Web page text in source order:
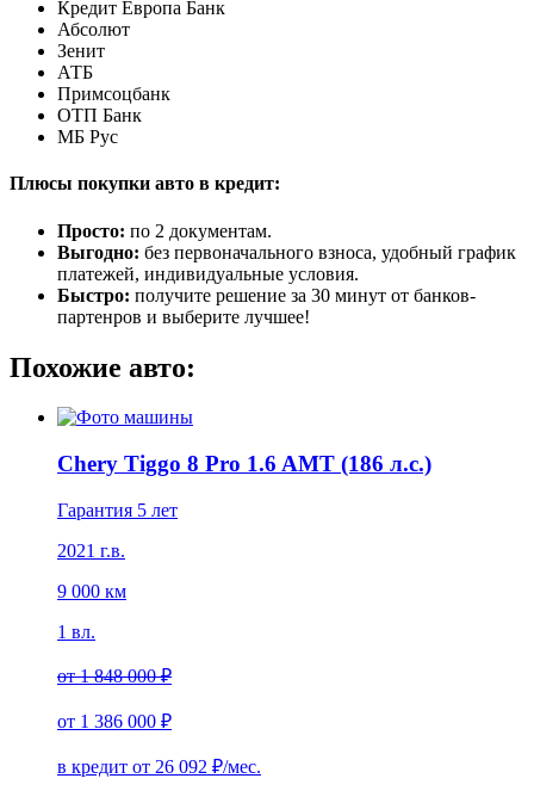
Кредит Европа Банк
Абсолют
Зенит
АТБ
Примсоцбанк
ОТП Банк
МБ Рус
Плюсы покупки авто в кредит:
Просто: по 2 документам.
Выгодно: без первоначального взноса, удобный график
платежей, индивидуальные условия.
Быстро: получите решение за 30 минут от банков-
партенров и выберите лучшее!
Похожие авто:
Chery Tiggo 8 Pro 1.6 AMT (186 л.с.)
Гарантия 5 лет
2021 г.в.
9 000 км
1 вл.
от1 848 000 ₽
от 1 386 000 ₽
в кредит от 26 092 ₽/мес.